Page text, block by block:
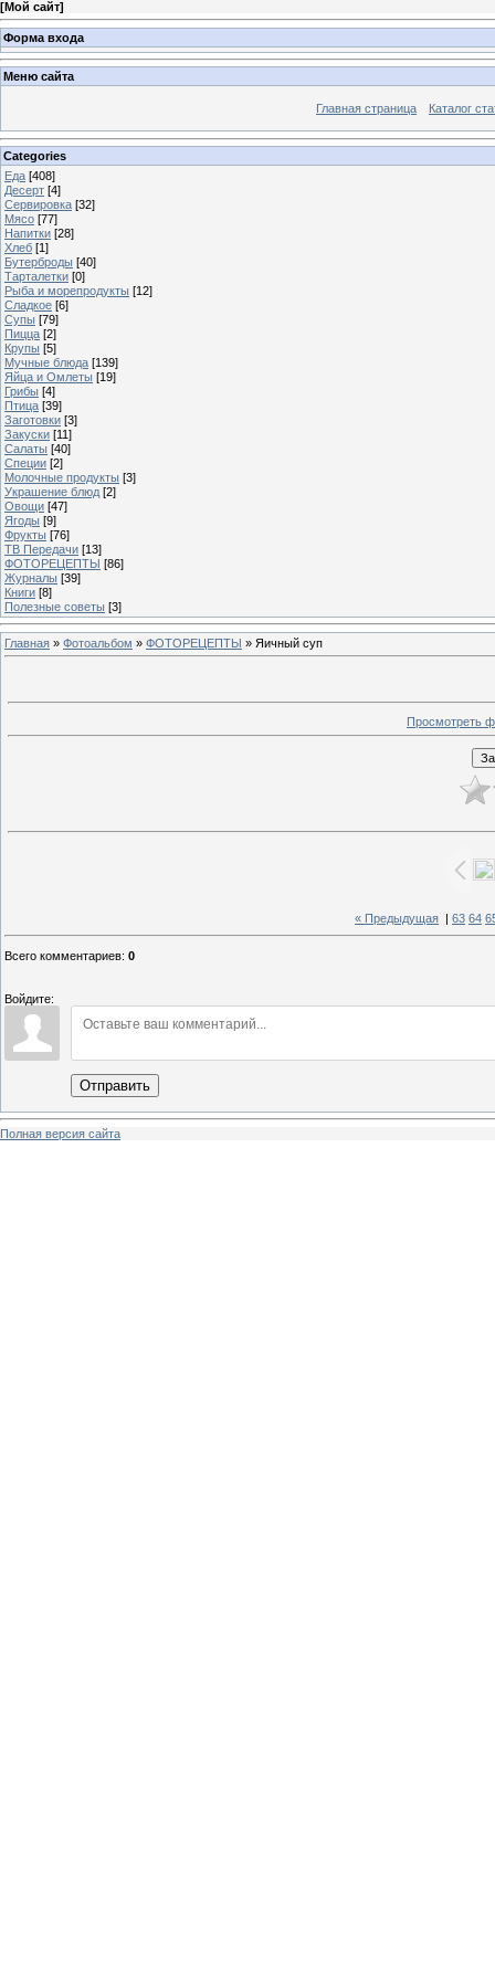
[Мой сайт]
Форма входа
Меню сайта
Главная страница Каталог
Categories
Еда [408]
Десерт [4]
Сервировка [32]
Мясо [77]
Напитки [28]
Хлеб [1]
Бутерброды [40]
Тарталетки [0]
Рыба и морепродукты [12]
Сладкое [6]
Супы [79]
Пицца [2]
Крупы [5]
Мучные блюда [139]
Яйца и Омлеты [19]
Грибы [4]
Птица [39]
Заготовки [3]
Закуски [11]
Салаты [40]
Специи [2]
Молочные продукты [3]
Украшение блюд [2]
Овощи [47]
Ягоды [9]
Фрукты [76]
ТВ Передачи [13]
ФОТОРЕЦЕПТЫ [86]
Журналы [39]
Книги [8]
Полезные советы [3]
Главная » Фотоальбом » ФОТОРЕЦЕПТЫ » Яичный суп
Просмотреть
« Предыдущая 63 64
Всего комментариев: 0
Войдите:
Отправить
Полная версия сайта